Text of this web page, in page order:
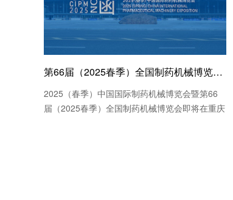
第66届（2025春季）全国制药机械博览会即将在重庆国际博览中心隆重召开
2025（春季）中国国际制药机械博览会暨第66
届（2025春季）全国制药机械博览会即将在重庆